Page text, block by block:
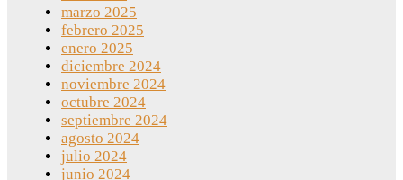
marzo 2025
febrero 2025
enero 2025
diciembre 2024
noviembre 2024
octubre 2024
septiembre 2024
agosto 2024
julio 2024
junio 2024